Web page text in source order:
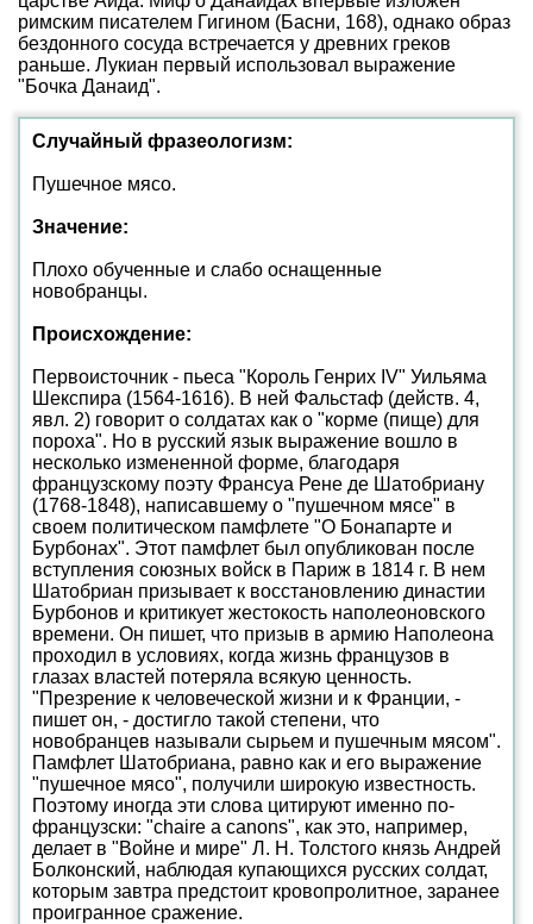
римским писателем Гигином (Басни, 168), однако образ
бездонного сосуда встречается у древних греков
раньше. Лукиан первый использовал выражение
"Бочка Данаид".
Случайный фразеологизм:
Пушечное мясо.
Значение:
Плохо обученные и слабо оснащенные
новобранцы.
Происхождение:
Первоисточник - пьеса "Король Генрих IV" Уильяма
Шекспира (1564-1616). В ней Фальстаф (действ. 4,
явл. 2) говорит о солдатах как о "корме (пище) для
пороха". Но в русский язык выражение вошло в
несколько измененной форме, благодаря
французскому поэту Франсуа Рене де Шатобриану
(1768-1848), написавшему о "пушечном мясе" в
своем политическом памфлете "О Бонапарте и
Бурбонах". Этот памфлет был опубликован после
вступления союзных войск в Париж в 1814 г. В нем
Шатобриан призывает к восстановлению династии
Бурбонов и критикует жестокость наполеоновского
времени. Он пишет, что призыв в армию Наполеона
проходил в условиях, когда жизнь французов в
глазах властей потеряла всякую ценность.
"Презрение к человеческой жизни и к Франции, -
пишет он, - достигло такой степени, что
новобранцев называли сырьем и пушечным мясом".
Памфлет Шатобриана, равно как и его выражение
"пушечное мясо", получили широкую известность.
Поэтому иногда эти слова цитируют именно по-
французски: "chaire a canons", как это, например,
делает в "Войне и мире" Л. Н. Толстого князь Андрей
Болконский, наблюдая купающихся русских солдат,
которым завтра предстоит кровопролитное, заранее
проигранное сражение.